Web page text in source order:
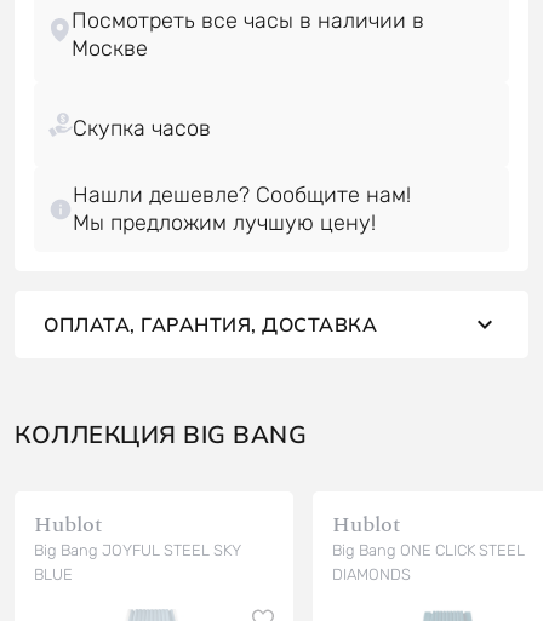
Посмотреть все часы в наличии в
Нашли дешевле? Сообщите нам!
Мы предложим лучшую цену!
ОПЛАТА, ГАРАНТИЯ, ДОСТАВКА
КОЛЛЕКЦИЯ BIG BANG
Hublot
Big Bang JOYFUL STEEL SKY
BLUE
Hublot
Big Bang ONE CLICK STEEL
DIAMONDS